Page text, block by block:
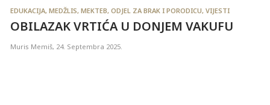
EDUKACIJA, MEDŽLIS, MEKTEB, ODJEL ZA BRAK I PORODICU, VIJESTI
OBILAZAK VRTIĆA U DONJEM VAKUFU
Muris Memiš, 24. Septembra 2025.